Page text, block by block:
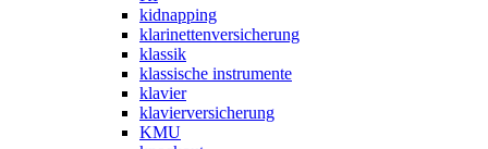
kidnapping
klarinettenversicherung
klassik
klassische instrumente
klavier
klavierversicherung
KMU